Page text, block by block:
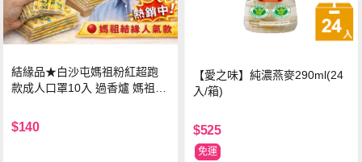
結緣品★白沙屯媽祖粉紅超跑
款成人口罩10入 過香爐 媽祖加
$140
【愛之味】純濃燕麥290ml(24
入/箱)
$525
免運